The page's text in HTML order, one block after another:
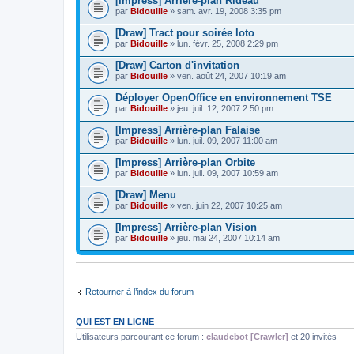
par Bidouille » sam. avr. 19, 2008 3:35 pm
[Draw] Tract pour soirée loto
par Bidouille » lun. févr. 25, 2008 2:29 pm
[Draw] Carton d'invitation
par Bidouille » ven. août 24, 2007 10:19 am
Déployer OpenOffice en environnement TSE
par Bidouille » jeu. juil. 12, 2007 2:50 pm
[Impress] Arrière-plan Falaise
par Bidouille » lun. juil. 09, 2007 11:00 am
[Impress] Arrière-plan Orbite
par Bidouille » lun. juil. 09, 2007 10:59 am
[Draw] Menu
par Bidouille » ven. juin 22, 2007 10:25 am
[Impress] Arrière-plan Vision
par Bidouille » jeu. mai 24, 2007 10:14 am
Retourner à l’index du forum
QUI EST EN LIGNE
Utilisateurs parcourant ce forum : claudebot [Crawler] et 20 invités